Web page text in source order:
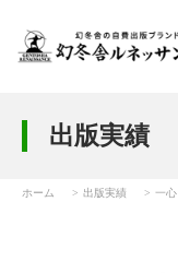
出版実績
ホーム 出版実績 一心